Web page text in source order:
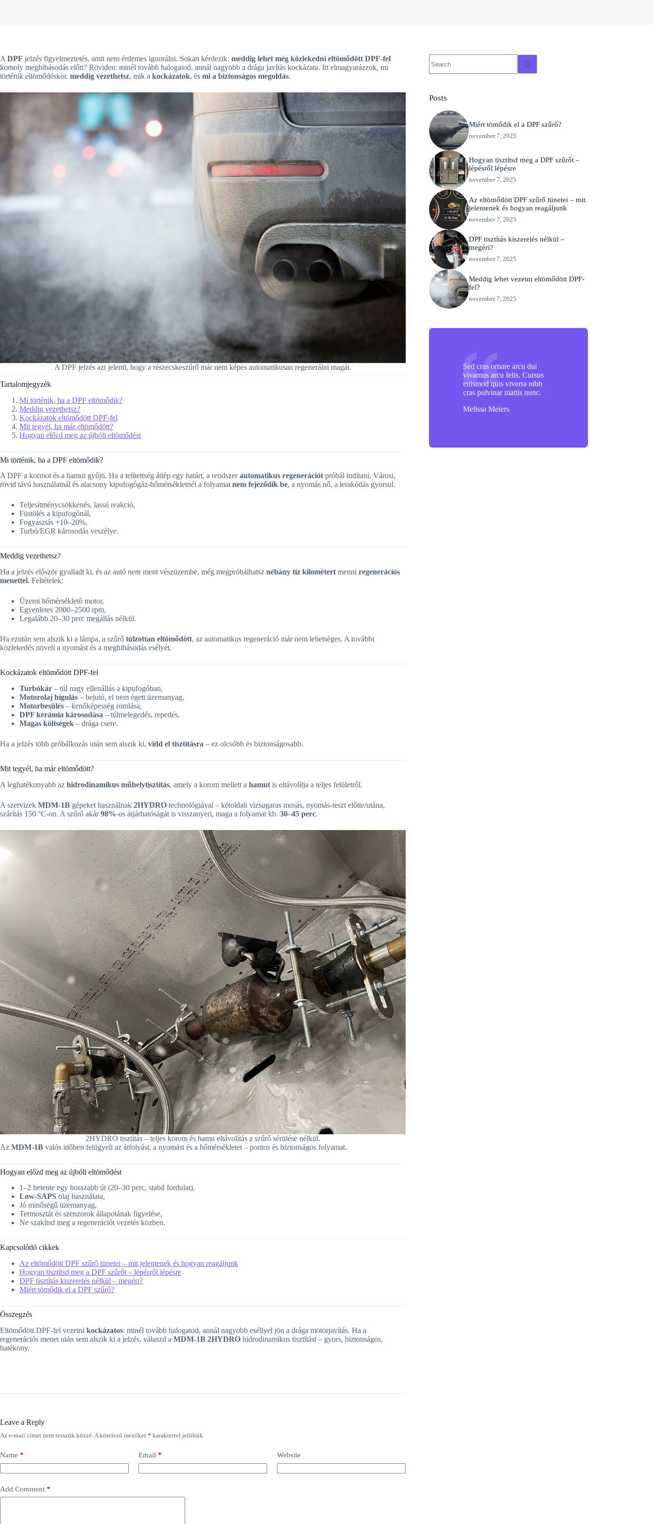
A DPF jelzés figyelmeztetés, amit nem érdemes ignorálni. Sokan kérdezik: meddig lehet még közlekedni eltömődött DPF-fel
komoly meghibásodás előtt? Röviden: minél tovább halogatod, annál nagyobb a drága javítás kockázata. Itt elmagyarázzuk, mi
történik eltömődéskor, meddig vezethetsz, mik a kockázatok, és mi a biztonságos megoldás.
A DPF jelzés azt jelenti, hogy a részecskeszűrő már nem képes automatikusan regenerálni magát.
Tartalomjegyzék
Mi történik, ha a DPF eltömődik?
Meddig vezethetsz?
Kockázatok eltömődött DPF-fel
Mit tegyél, ha már eltömődött?
Hogyan előzd meg az újbóli eltömődést
Mi történik, ha a DPF eltömődik?
A DPF a kormot és a hamut gyűjti. Ha a telítettség átlép egy határt, a rendszerautomatikus regenerációt próbál indítani. Városi,
rövid távú használatnál és alacsony kipufogógáz-hőmérsékletnél a folyamat nem fejeződik be, a nyomás nő, a lerakódás gyorsul.
Teljesítménycsökkenés, lassú reakció,
Füstölés a kipufogónál,
Fogyasztás +10–20%,
Turbó/EGR károsodás veszélye.
Meddig vezethetsz?
Ha a jelzés először gyulladt ki, és az autó nem ment vészüzembe, még megpróbálhatsz néhány tíz kilométert menni regenerációs
menettel. Feltételek:
Üzemi hőmérsékletű motor,
Egyenletes 2000–2500 rpm,
Legalább 20–30 perc megállás nélkül.
Ha ezután sem alszik ki a lámpa, a szűrő túlzottan eltömődött, az automatikus regeneráció már nem lehetséges. A további
közlekedés növeli a nyomást és a meghibásodás esélyét.
Kockázatok eltömődött DPF-fel
Turbókár – túl nagy ellenállás a kipufogóban,
Motorolaj hígulás – bejutó, el nem égett üzemanyag,
Motorbesülés – kenőképesség romlása,
DPF kerámia károsodása – túlmelegedés, repedés,
Magas költségek – drága csere.
Ha a jelzés több próbálkozás után sem alszik ki, vidd el tisztításra – ez olcsóbb és biztonságosabb.
Mit tegyél, ha már eltömődött?
A leghatékonyabb az hidrodinamikus műhelytisztítás, amely a korom mellett a hamut is eltávolítja a teljes felületről.
A szervizek MDM-1B gépeket használnak 2HYDRO technológiával – kétoldali vízsugaras mosás, nyomás-teszt előtte/utána,
szárítás 150 °C-on. A szűrő akár98%-os átjárhatóságát is visszanyeri, maga a folyamat kb. 30–45 perc.
2HYDRO tisztítás – teljes korom és hamu eltávolítás a szűrő sérülése nélkül.
Az MDM-1B valós időben felügyeli az átfolyást, a nyomást és a hőmérsékletet – pontos és biztonságos folyamat.
Hogyan előzd meg az újbóli eltömődést
1–2 hetente egy hosszabb út (20–30 perc, stabil fordulat),
Low-SAPS olaj használata,
Jó minőségű üzemanyag,
Termosztát és szenzorok állapotának figyelése,
Ne szakítsd meg a regenerációt vezetés közben.
Kapcsolódó cikkek
Az eltömődött DPF szűrő tünetei – mit jelentenek és hogyan reagáljunk
Hogyan tisztítsd meg a DPF szűrőt – lépésről lépésre
DPF tisztítás kiszerelés nélkül – megéri?
Miért tömődik el a DPF szűrő?
Összegzés
Eltömődött DPF-fel vezetni kockázatos: minél tovább halogatod, annál nagyobb eséllyel jön a drága motorjavítás. Ha a
regenerációs menet után sem alszik ki a jelzés, válaszd a MDM-1B 2HYDRO hidrodinamikus tisztítást – gyors, biztonságos,
hatékony.
Leave a Reply
Az e-mail címet nem tesszük közzé.A kötelező mezőket * karakterrel jelöltük
Name * Email * Website
Add Comment *
results
Posts
Miért tömődik el a DPF szűrő?
november 7, 2025
Hogyan tisztítsd meg a DPF szűrőt –
lépésről lépésre
november 7, 2025
Az eltömődött DPF szűrő tünetei – mit
jelentenek és hogyan reagáljunk
november 7, 2025
DPF tisztítás kiszerelés nélkül –
megéri?
november 7, 2025
Meddig lehet vezetni eltömődött DPF-
fel?
november 7, 2025
Sed cras ornare arcu dui
vivamus arcu felis. Cursus
euismod quis viverra nibh
cras pulvinar mattis nunc.
Melissa Meiers